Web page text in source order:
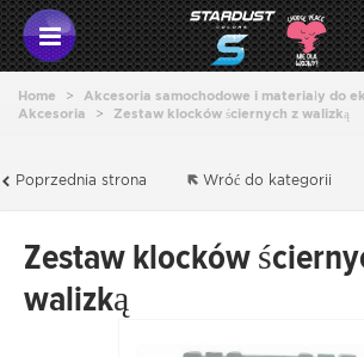
Home > Akcesoria samochodowe i materiały do
Akcesoria
> Zestaw klocków ściernych z walizką
Poprzednia strona Wróć do kategorii
Zestaw klocków
walizką